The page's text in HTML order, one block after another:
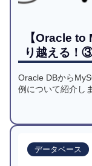
【Oracle
り越える！
Oracle DBから
例について紹介し
データベース